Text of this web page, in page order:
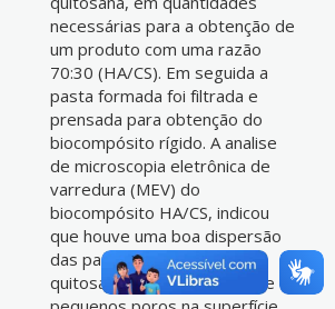
necessárias para a obtenção de
um produto com uma razão
70:30 (HA/CS). Em seguida a
pasta formada foi filtrada e
prensada para obtenção do
biocompósito rígido. A analise
de microscopia eletrônica de
varredura (MEV) do
biocompósito HA/CS, indicou
que houve uma boa dispersão
das partículas de HA na
quitosana com a presença de